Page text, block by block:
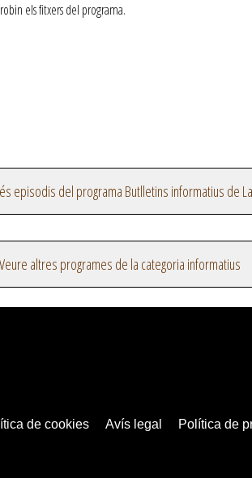
els fitxers del programa.
episodis del programa Butlletins informatius de
Veure altres programes de la categoria informatius
de cookies Avís legal Política de